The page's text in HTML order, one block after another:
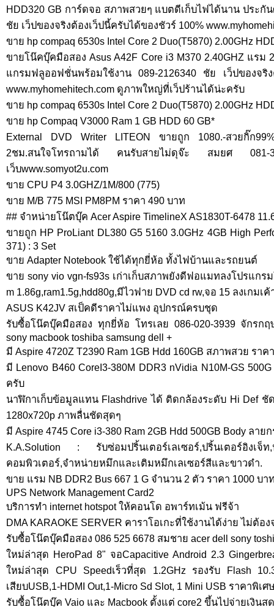
HDD320 GB การ์ดจอ สภาพสวยๆ แบตดีเก็บไฟได้นาน ประกั
ชัย เว็ปของจริงต้องเว็ปนี้ครับได้ของชัวร์ 100%
ขาย hp compaq 6530s Intel Core 2 Duo(T5870) 2.00GHz
ขายโน๊คบุ๊คมือสอง Asus A42F Core i3 M370 2.40GHZ แรม
แกรมฟลูออฟชั่นพร้อมใช้งาน 089-2126340 ชัย เว็ปของจริ
www.myhomehitech.com ดูภาพใหญ่ที่เว็ปร้านได้น่ะครับ
ขาย hp compaq 6530s Intel Core 2 Duo(T5870) 2.00GHz
ขาย hp Compaq V3000 Ram 1 GB HDD 60 GB*
External DVD Writer LITEON ขายถูก 1080.-สวยกิ๊ก
2ชม.สนใจโทรถามได้ คนรับสายไม่ดุจ๊ะ สมยศ 081-
เว็บwww.somyot2u.com
ขาย CPU P4 3.0GHZ/1M/800 (775)
ขาย M/B 775 MSI PM8PM ราคา 490 บาท
## จำหน่ายโน๊ตบุ๊ค Acer Aspire TimelineX AS1830T-6478
ขายถูก HP ProLiant DL380 G5 5160 3.0GHz 4GB High
371) : 3 Set
ขาย Adapter Notebook ใช้ได้ทุกยี่ห้อ ทั้งไฟบ้านและรถยนต์
ขาย sony vio vgn-fs93s เก่าเก็บสภาพยังดีฟอแมทลงโปรแกร
m 1.86g,ram1.5g,hdd80g,มีไวฟาย DVD cd rw,จอ 15 ลงเกมเ
ASUS K42JV สเป็คดีราคาไม่แพง อุปกรณ์ครบชุด
รับซื้อโน๊ตบุ๊คมือสอง ทุกยี่ห้อ โทรเลย 086-020-3939 จักรก
sony macbook toshiba samsung dell +
มี Aspire 4720Z T2390 Ram 1GB Hdd 160GB สภาพสวย รา
มี Lenovo B460 CoreI3-380M DDR3 nVidia N10M-GS
ครับ
นาฬิกาเก็บข้อมูลแทน Flashdrive ได้ ติดกล้องระดับ Hi Def ชั
1280x720p ภาพลื่นชัดสุดๆ
มี Aspire 4745 Core i3-380 Ram 2GB Hdd 500GB Body ลา
K.A.Solution : รับซ่อมปริ้นเตอร์เลเซอร์,ปริ้นเตอร์อิงเ
คอมพิวเตอร์,จำหน่ายหมึกและเติมหมึกเลเซอร์สีและขาวดำ.
ขาย แรม NB DDR2 Bus 667 1 G จำนวน 2 ตัว ราคา 1000 บา
UPS Network Management Card2
บริการทำ internet hotspot ให้คอนโด อพาร์ทเม้น ฟรีจ้า
DMA KARAOKE SERVER คาราโอเกะที่ใช้งานได้ง่าย ไม่ต้อ
รับซื้อโน๊ตบุ๊คมือสอง 086 525 6678 สมชาย acer dell sony
ใหม่ล่าสุด HeroPad 8" จอCapacitive Android 2.3
ใหม่ล่าสุด CPU Speedเร็วที่สุด 1.2GHz รองรับ Flash
เสียบUSB,1-HDMI Out,1-Micro Sd Slot, 1 Mini USB ราคาพิเ
รับซื้อโน๊ตบุ๊ค Vaio และ Macbook ตั้งแต่ core2 ขึ้นไปจ่ายเงินส